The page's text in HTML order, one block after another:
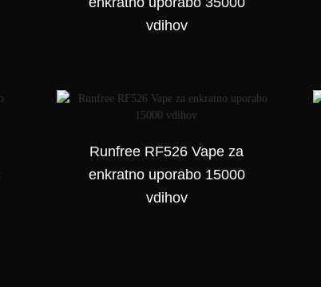
vdihov
Runfree RF526 Vape za
enkratno uporabo 15000
vdihov